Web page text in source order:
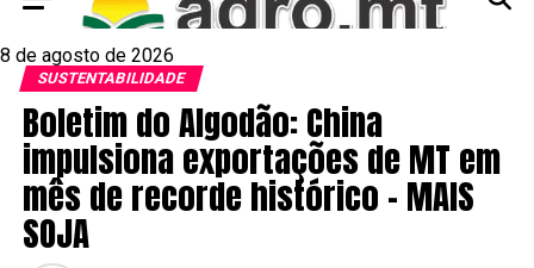
8 de agosto de 2026
SUSTENTABILIDADE
Boletim do Algodão: China
impulsiona exportações de MT em
mês de recorde histórico – MAIS
SOJA